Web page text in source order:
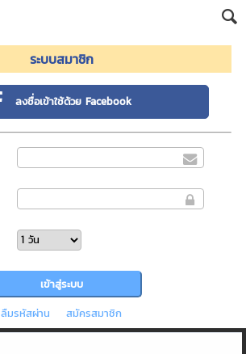
ระบบสมาชิก
ลงชื่อเข้าใช้ด้วย Facebook
ลืมรหัสผ่าน สมัครสมาชิก